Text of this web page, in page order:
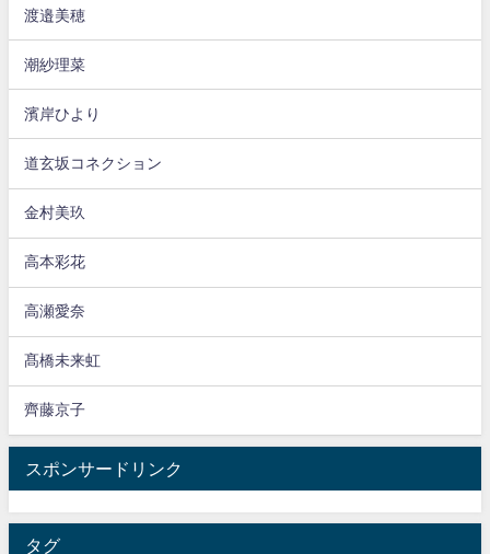
渡邉美穂
潮紗理菜
濱岸ひより
道玄坂コネクション
金村美玖
高本彩花
高瀬愛奈
髙橋未来虹
齊藤京子
スポンサードリンク
タグ